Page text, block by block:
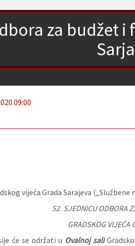
za budžet
09:00
vijeća Grada Sarajeva
52. SJEDNICUODBORA
GRADSKOG VIJEĆA
će se održati u Ovalnoj sali